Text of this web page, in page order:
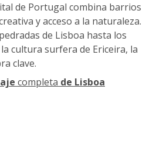
de Portugal combina barrios
y acceso a la naturaleza.
de Lisboa hasta los
cultura surfera de Ericeira, la
clave.
completa de Lisboa